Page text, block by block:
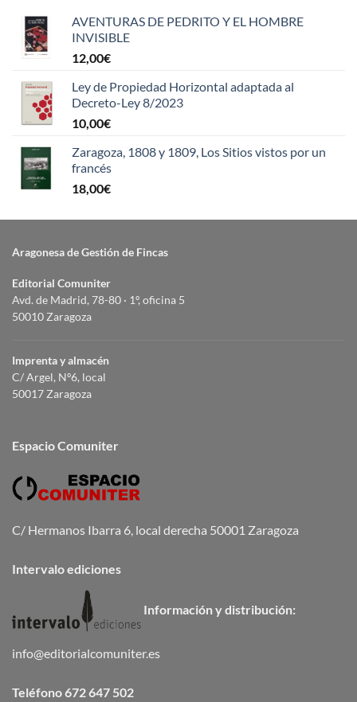
AVENTURAS DE PEDRITO Y EL HOMBRE
INVISIBLE
12,00€
Ley de Propiedad Horizontal adaptada al
Decreto-Ley 8/2023
10,00€
Zaragoza, 1808 y 1809, Los Sitios vistos por un
francés
18,00€
Aragonesa de Gestión de Fincas
Editorial Comuniter
Avd. de Madrid, 78-80 · 1º, oficina 5
50010 Zaragoza
Imprenta y almacén
C/ Argel, Nº6, local
50017 Zaragoza
Espacio Comuniter
C/ Hermanos Ibarra 6, local derecha 50001 Zaragoza
Intervalo ediciones
Información y distribución:
info@editorialcomuniter.es
Teléfono672 647 502